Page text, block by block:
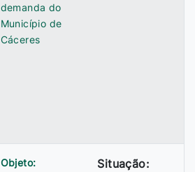
demanda do
Município de
Cáceres
Objeto:
Situação: